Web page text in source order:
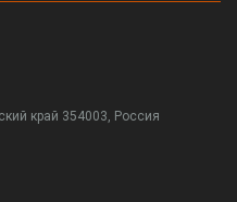
край 354003, Россия